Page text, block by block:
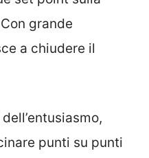
grande
a chiudere il
punti su punti